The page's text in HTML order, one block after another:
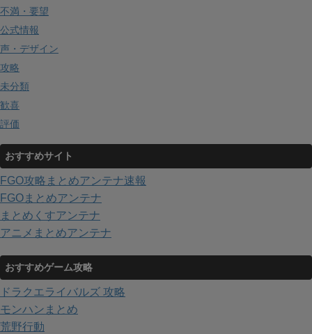
不満・要望
公式情報
声・デザイン
攻略
未分類
歓喜
評価
おすすめサイト
FGO攻略まとめアンテナ速報
FGOまとめアンテナ
まとめくすアンテナ
アニメまとめアンテナ
おすすめゲーム攻略
ドラクエライバルズ 攻略
モンハンまとめ
荒野行動